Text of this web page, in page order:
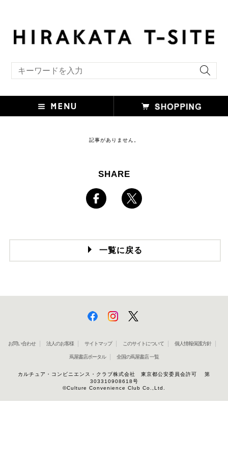
記事がありません。
SHARE
一覧に戻る
お問い合わせ 法人のお客様 サイトマップ このサイトについて 個人情報保護方針
蔦屋書店ポータル 全国の蔦屋書店 一覧
カルチュア・コンビニエンス・クラブ株式会社 東京都公安委員会許可 第
303310908618号
©Culture Convenience Club Co.,Ltd.